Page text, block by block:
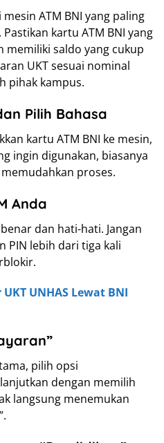
ATM BNI yang paling
kartu ATM BNI yang
memiliki saldo yang cukup
UKT sesuai nominal
pihak kampus.
Pilih Bahasa
kartu ATM BNI ke mesin,
ingin digunakan, biasanya
proses.
Anda
dan hati-hati. Jangan
PIN lebih dari tiga kali
UNHAS Lewat BNI
pilih opsi
dengan memilih
langsung menemukan